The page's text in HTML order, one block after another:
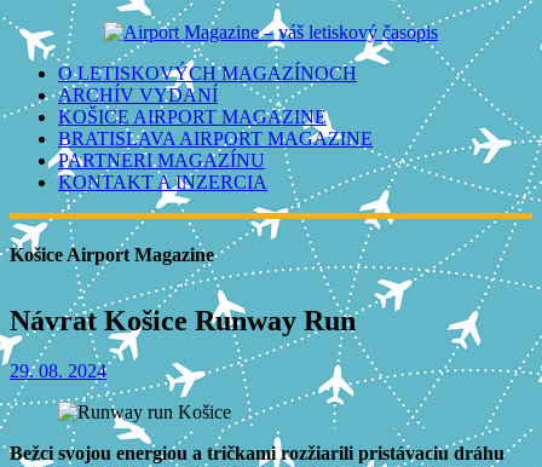
O LETISKOVÝCH MAGAZÍNOCH
ARCHÍV VYDANÍ
KOŠICE AIRPORT MAGAZINE
BRATISLAVA AIRPORT MAGAZINE
PARTNERI MAGAZÍNU
KONTAKT A INZERCIA
Košice Airport Magazine
Návrat Košice Runway Run
29. 08. 2024
Bežci svojou energiou a tričkami rozžiarili pristávaciu dráhu